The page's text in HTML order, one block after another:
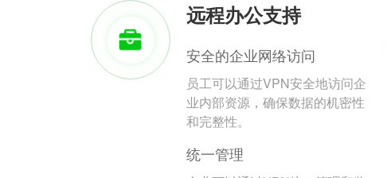
远程办公支持
安全的企业网络访问
员工可以通过VPN安全地访问企
业内部资源，确保数据的机密性
和完整性。
统一管理